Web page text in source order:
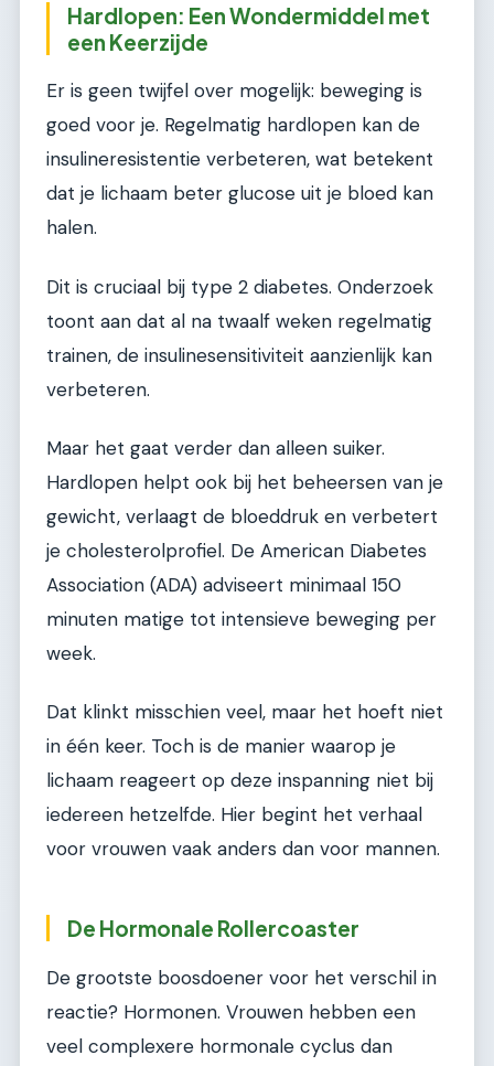
Hardlopen: Een Wondermiddel met
een Keerzijde
Er is geen twijfel over mogelijk: beweging is
goed voor je. Regelmatig hardlopen kan de
insulineresistentie verbeteren, wat betekent
dat je lichaam beter glucose uit je bloed kan
halen.
Dit is cruciaal bij type 2 diabetes. Onderzoek
toont aan dat al na twaalf weken regelmatig
trainen, de insulinesensitiviteit aanzienlijk kan
verbeteren.
Maar het gaat verder dan alleen suiker.
Hardlopen helpt ook bij het beheersen van je
gewicht, verlaagt de bloeddruk en verbetert
je cholesterolprofiel. De American Diabetes
Association (ADA) adviseert minimaal 150
minuten matige tot intensieve beweging per
week.
Dat klinkt misschien veel, maar het hoeft niet
in één keer. Toch is de manier waarop je
lichaam reageert op deze inspanning niet bij
iedereen hetzelfde. Hier begint het verhaal
voor vrouwen vaak anders dan voor mannen.
De Hormonale Rollercoaster
De grootste boosdoener voor het verschil in
reactie? Hormonen. Vrouwen hebben een
veel complexere hormonale cyclus dan